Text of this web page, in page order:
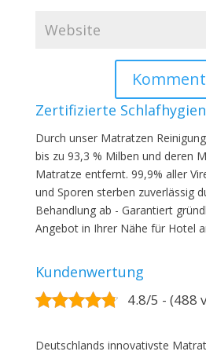
Zertifizierte
Durch unser Matratzen
bis zu 93,3 % Milben und deren
Matratze entfernt. 99,9% aller
und Sporen sterben zuverlässig
Behandlung ab - Garantiert
Angebot in Ihrer Nähe für Hotel
Kundenwertung
4.8/5 - (488
Deutschlands innovativste